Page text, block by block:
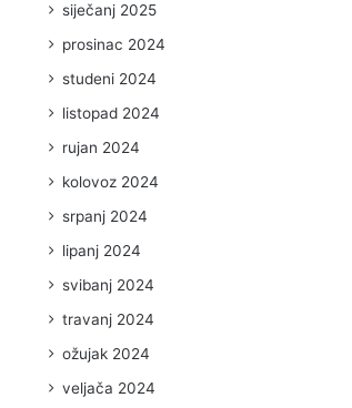
siječanj 2025
prosinac 2024
studeni 2024
listopad 2024
rujan 2024
kolovoz 2024
srpanj 2024
lipanj 2024
svibanj 2024
travanj 2024
ožujak 2024
veljača 2024